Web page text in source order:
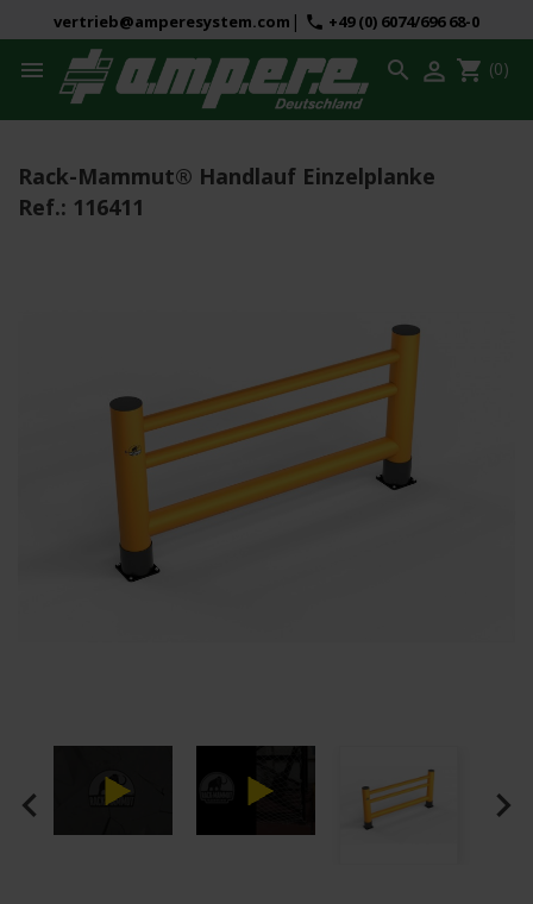
vertrieb@amperesystem.com | phone +49 (0) 6074/696 68-0
 shopping_cart (0)


Rack-Mammut® Handlauf Einzelplanke
Ref.: 116411
navigate_before navigate_next